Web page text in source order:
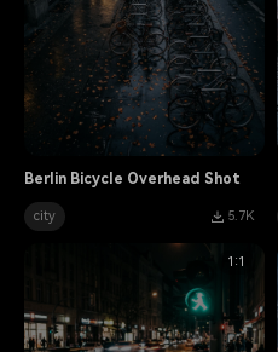
Berlin Bicycle Overhead Shot
city 5.7K
1:1